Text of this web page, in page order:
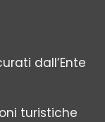
dall’Ente
turistiche